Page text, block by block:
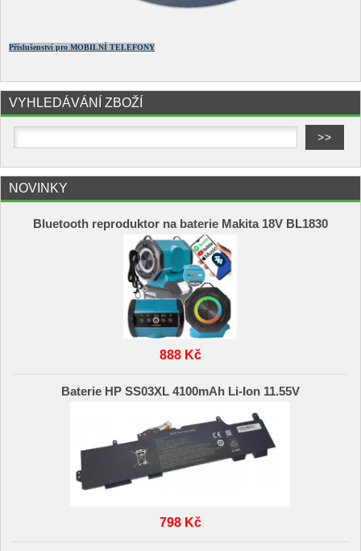
Příslušenství pro MOBILNÍ TELEFONY
VYHLEDÁVÁNÍ ZBOŽÍ
NOVINKY
Bluetooth reproduktor na baterie Makita 18V BL1830
888 Kč
Baterie HP SS03XL 4100mAh Li-Ion 11.55V
798 Kč